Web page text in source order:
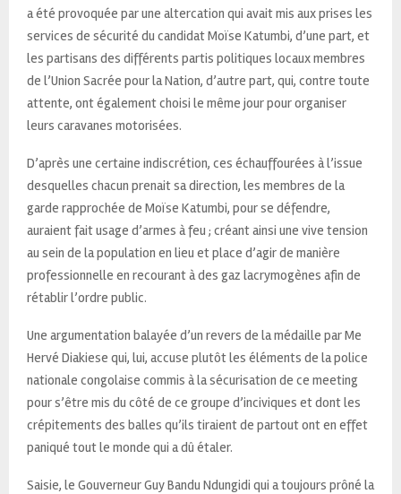
a été provoquée par une altercation qui avait mis aux prises les
services de sécurité du candidat Moïse Katumbi, d’une part, et
les partisans des différents partis politiques locaux membres
de l’Union Sacrée pour la Nation, d’autre part, qui, contre toute
attente, ont également choisi le même jour pour organiser
leurs caravanes motorisées.
D’après une certaine indiscrétion, ces échauffourées à l’issue
desquelles chacun prenait sa direction, les membres de la
garde rapprochée de Moïse Katumbi, pour se défendre,
auraient fait usage d’armes à feu ; créant ainsi une vive tension
au sein de la population en lieu et place d’agir de manière
professionnelle en recourant à des gaz lacrymogènes afin de
rétablir l’ordre public.
Une argumentation balayée d’un revers de la médaille par Me
Hervé Diakiese qui, lui, accuse plutôt les éléments de la police
nationale congolaise commis à la sécurisation de ce meeting
pour s’être mis du côté de ce groupe d’inciviques et dont les
crépitements des balles qu’ils tiraient de partout ont en effet
paniqué tout le monde qui a dû étaler.
Saisie, le Gouverneur Guy Bandu Ndungidi qui a toujours prôné la